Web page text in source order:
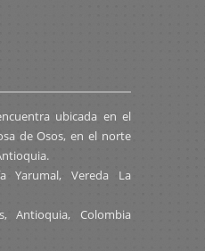
ubicada en el
de Osos, en el norte
Yarumal, Vereda La
Antioquia, Colombia